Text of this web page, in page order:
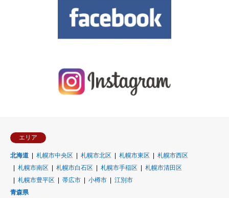
エリア
北海道 札幌市中央区 札幌市北区 札幌市東区
札幌市西区
札幌市南区
札幌市白石区 札幌市手稲区
札幌市清田区
札幌市豊平区
帯広市 小樽市
江別市
青森県